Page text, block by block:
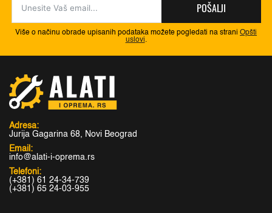
POŠALJI
Više o načinu obrade upisanih podataka možete pogledati na strani Opšti
uslovi .
Adresa:
Jurija Gagarina 68, Novi Beograd
Email:
info@alati-i-oprema.rs
Telefoni:
(+381) 61 24-34-739
(+381) 65 24-03-955